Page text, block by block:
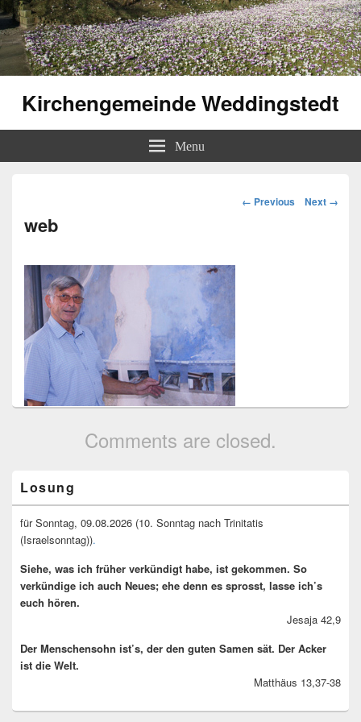
Kirchengemeinde Weddingstedt
Menu
Image
← Previous Next →
web
Comments are closed.
Sidebar
Widget
Area
Losung
für Sonntag, 09.08.2026 (10. Sonntag nach Trinitatis
(Israelsonntag)).
Siehe, was ich früher verkündigt habe, ist gekommen. So
verkündige ich auch Neues; ehe denn es sprosst, lasse ich’s
euch hören.
Jesaja 42,9
Der Menschensohn ist’s, der den guten Samen sät. Der Acker
ist die Welt.
Matthäus 13,37-38